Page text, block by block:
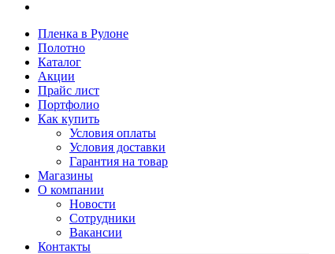
Пленка в Рулоне
Полотно
Каталог
Акции
Прайс лист
Портфолио
Как купить
Условия оплаты
Условия доставки
Гарантия на товар
Магазины
О компании
Новости
Сотрудники
Вакансии
Контакты